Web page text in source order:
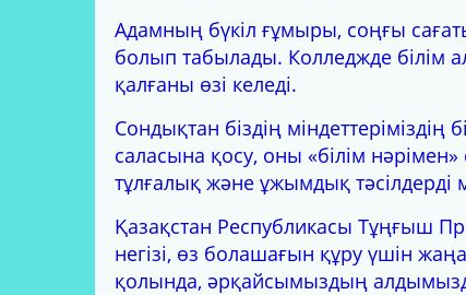
Адамның бүкіл ғұмыры, соңғы
болып табылады. Колледжде білім
қалғаны өзі келеді.
Сондықтан біздің
саласына қосу, оны «білім нәрімен»
тұлғалық және ұжымдық
Қазақстан Республикасы Тұңғыш
негізі, өз болашағын құру үшін
қолында, әрқайсымыздың